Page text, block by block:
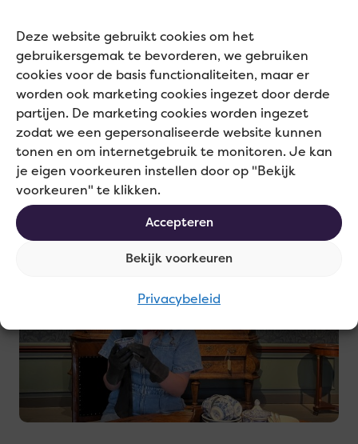
Deze website gebruikt cookies om het
gebruikersgemak te bevorderen, we gebruiken
cookies voor de basis functionaliteiten, maar er
worden ook marketing cookies ingezet door derde
partijen. De marketing cookies worden ingezet
zodat we een gepersonaliseerde website kunnen
tonen en om internetgebruik te monitoren. Je kan
je eigen voorkeuren instellen door op "Bekijk
voorkeuren" te klikken.
Accepteren
Bekijk voorkeuren
Privacybeleid
Wetterskip Fryslân & Het
Woudagemaal
De juiste communicatie voor Wetterskip
Fryslân & het Woudagemaal
Lees
Museum
Martena